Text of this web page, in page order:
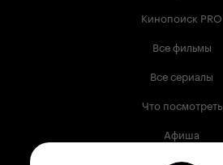
Кинопоиск PRO
Все фильмы
Все сериалы
Что посмотреть
Афиша